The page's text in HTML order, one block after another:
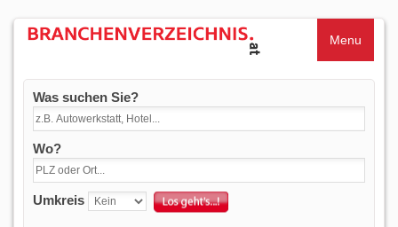
Menu
Was suchen Sie?
Wo?
Umkreis